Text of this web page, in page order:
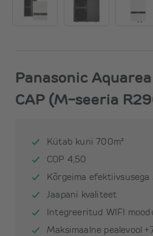
Panasonic
CAP (M-seeria
Kütab kuni 700m²
COP 4,50
Kõrgeima efektiivsusega
Jaapani kvaliteet
Integreeritud WIFI
Maksimaalne pealevool